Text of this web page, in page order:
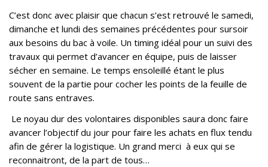
C’est donc avec plaisir que chacun s’est retrouvé le samedi,
dimanche et lundi des semaines précédentes pour sursoir
aux besoins du bac à voile. Un timing idéal pour un suivi des
travaux qui permet d’avancer en équipe, puis de laisser
sécher en semaine. Le temps ensoleillé étant le plus
souvent de la partie pour cocher les points de la feuille de
route sans entraves.
Le noyau dur des volontaires disponibles saura donc faire
avancer l’objectif du jour pour faire les achats en flux tendu
afin de gérer la logistique. Un grand merci à eux qui se
reconnaitront, de la part de tous…